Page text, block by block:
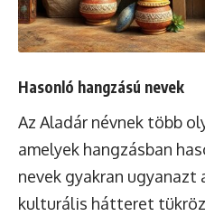
Hasonló hangzású nevek
Az Aladár névnek több
amelyek hangzásban
nevek gyakran
kulturális hátteret